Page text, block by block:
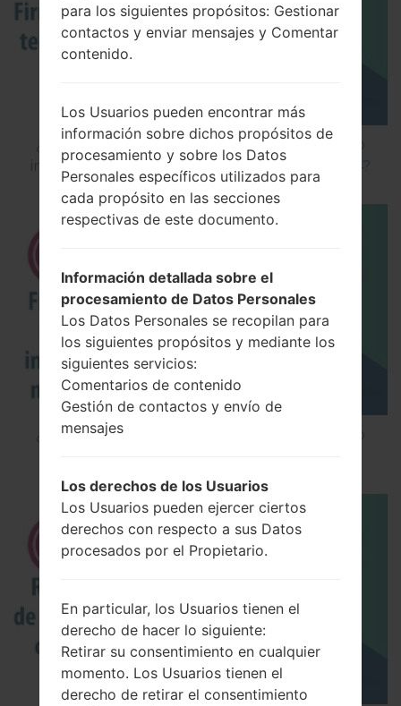
¿Cómo instalar Firmware Oficial en el teléfono
inteligente de LG mediante LG Flash Tool 2014?
¿Cómo instalar Firmware Oficial en el teléfono
para los siguientes propósitos: Gestionar
contactos y enviar mensajes y Comentar
contenido.
Los Usuarios pueden encontrar más
información sobre dichos propósitos de
procesamiento y sobre los Datos
Personales específicos utilizados para
cada propósito en las secciones
respectivas de este documento.
Información detallada sobre el
procesamiento de Datos Personales
Los Datos Personales se recopilan para
los siguientes propósitos y mediante los
siguientes servicios:
Comentarios de contenido
Gestión de contactos y envío de
mensajes
Los derechos de los Usuarios
Los Usuarios pueden ejercer ciertos
derechos con respecto a sus Datos
procesados por el Propietario.
En particular, los Usuarios tienen el
derecho de hacer lo siguiente:
Retirar su consentimiento en cualquier
momento. Los Usuarios tienen el
derecho de retirar el consentimiento